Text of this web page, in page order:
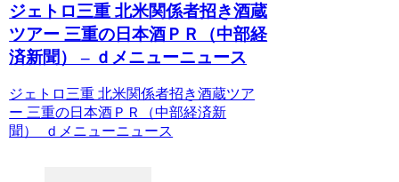
ジェトロ三重 北米関係者招き酒蔵
ツアー 三重の日本酒ＰＲ（中部経
済新聞） – ｄメニューニュース
ジェトロ三重 北米関係者招き酒蔵ツア
ー 三重の日本酒ＰＲ（中部経済新
聞） ｄメニューニュース